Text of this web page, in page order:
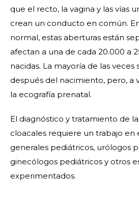
que el recto, la vagina y las vías
crean un conducto en común.
normal, estas aberturas están
afectan a una de cada 20.000 a
nacidas. La mayoría de las veces
después del nacimiento, pero, a
la ecografía prenatal.
El diagnóstico y tratamiento de
cloacales requiere un trabajo en
generales pediátricos, urólogos
ginecólogos pediátricos y otros
experimentados.